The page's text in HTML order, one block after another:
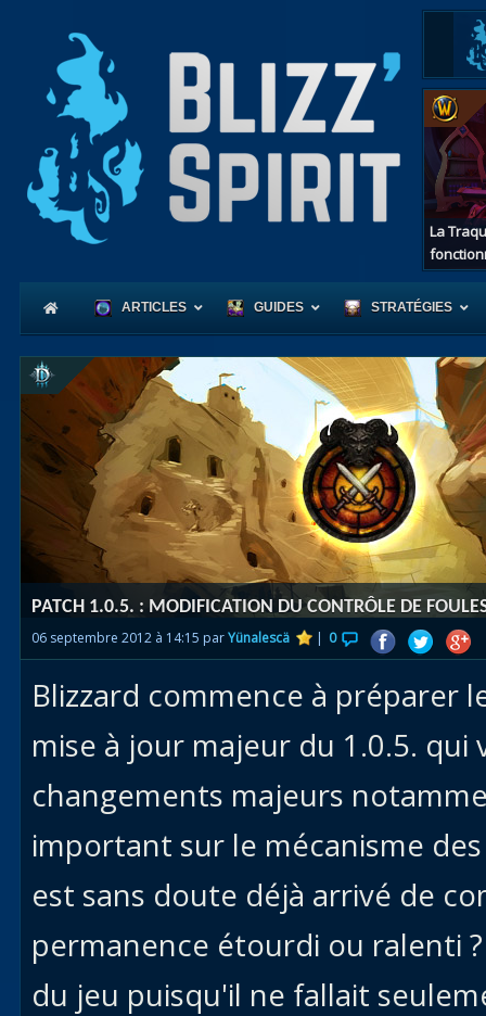
La
ARTICLES GUIDES
Coeur
Races
alliées
des îles
le vol
Uldum
Val
STRATÉGIES
PATCH 1.0.5. : MODIFICATION DU CONTRÔLE DE
06 septembre 2012 à 14:15 parYünalescä | 0
Blizzard commence à préparer
mise à jour majeur du 1.0.5.
changements majeurs
important sur le mécanisme
est sans doute déjà arrivé de
permanence étourdi ou ralenti
du jeu puisqu'il ne fallait